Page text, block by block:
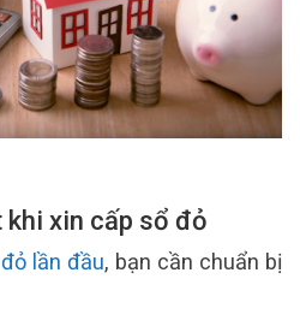
xin cấp sổ đỏ
lần đầu, bạn cần chuẩn bị